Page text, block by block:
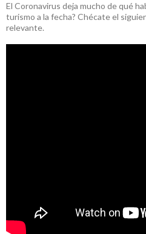
El Coronavirus deja mucho de qué
turismo a la fecha? Chécate el
relevante.